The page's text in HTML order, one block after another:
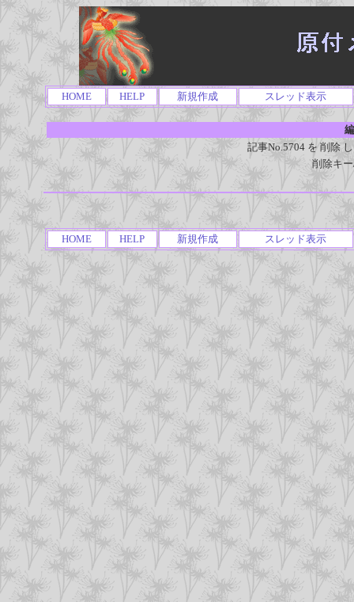
HOME HELP 新規作成 スレッド表示
記事No.5704 を 削除
削除キ
HOME HELP 新規作成 スレッド表示